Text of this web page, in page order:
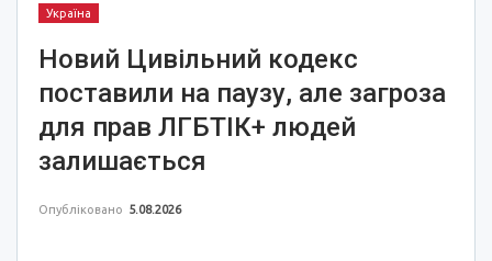
Україна
Новий Цивільний кодекс
поставили на паузу, але загроза
для прав ЛГБТІК+ людей
залишається
Опубліковано 5.08.2026